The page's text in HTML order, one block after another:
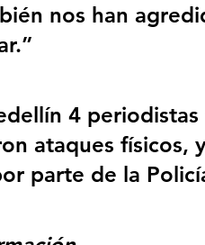
nos han
4
ataques físicos,
parte de la